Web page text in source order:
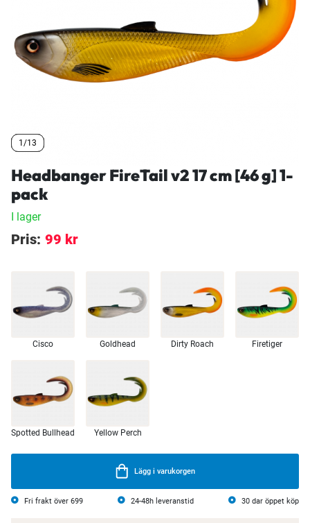
1/13
1/13
1/13
Headbanger FireTail v2 17 cm [46 g] 1-
pack
I lager
Pris: 99 kr
Cisco Goldhead Dirty Roach Firetiger
Spotted Bullhead Yellow Perch
Lägg i varukorgen
Fri frakt över 699 24-48h leveranstid 30 dar öppet köp